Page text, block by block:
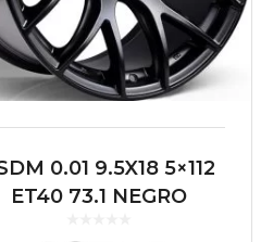
0.01 9.5X18 5×112
ET40 73.1 NEGRO